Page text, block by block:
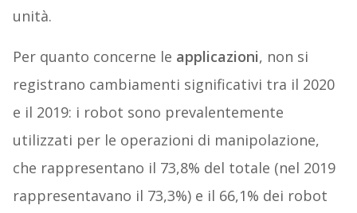
unità.
Per quanto concerne le applicazioni, non si
registrano cambiamenti significativi tra il 2020
e il 2019: i robot sono prevalentemente
utilizzati per le operazioni di manipolazione,
che rappresentano il 73,8% del totale (nel 2019
rappresentavano il 73,3%) e il 66,1% dei robot